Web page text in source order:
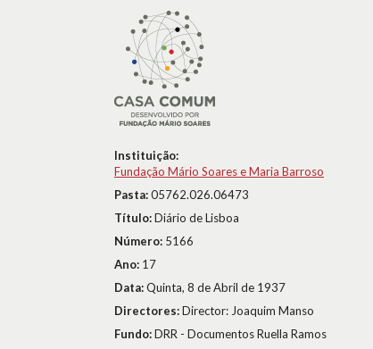
Instituição:
Fundação Mário Soares e Maria Barroso
Pasta:05762.026.06473
Título:Diário de Lisboa
Número: 5166
Ano: 17
Data:Quinta, 8 de Abril de 1937
Directores:Director: Joaquim Manso
Fundo:DRR - Documentos Ruella Ramos